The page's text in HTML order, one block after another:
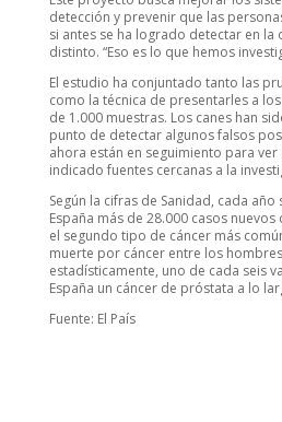
detección y prevenir que las
si antes se ha logrado detectar en
distinto. “Eso es lo que hemos
El estudio ha conjuntado tanto las
como la técnica de presentarles a
de 1.000 muestras. Los canes han
punto de detectar algunos falsos
ahora están en seguimiento para ver
indicado fuentes cercanas a la
Según la cifras de Sanidad, cada año
España más de 28.000 casos
el segundo tipo de cáncer más
muerte por cáncer entre los
estadísticamente, uno de cada seis
España un cáncer de próstata a lo
Fuente: El País